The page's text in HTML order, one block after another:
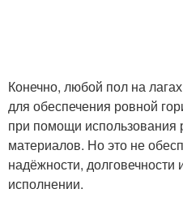
Конечно, любой пол на
для обеспечения ровной
при помощи использования
материалов. Но это не
надёжности, долговечности
исполнении.